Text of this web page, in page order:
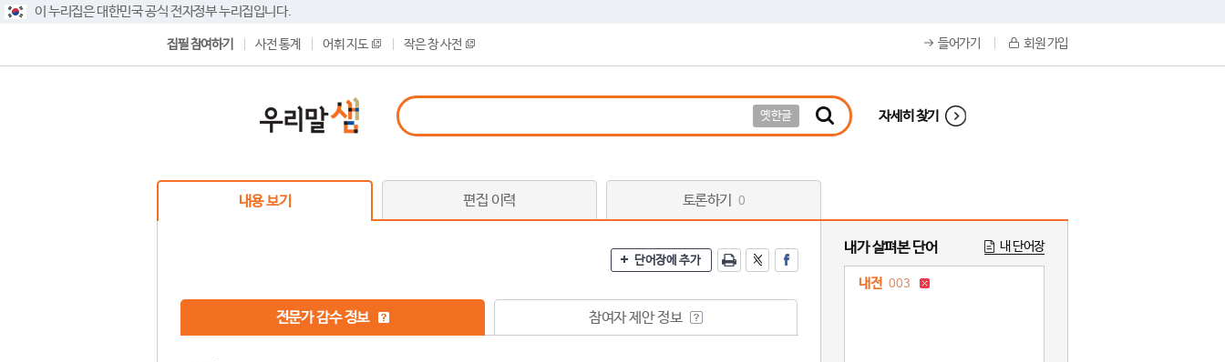
이 누리집은 대한민국 공식 전자정부 누리집입니다.
집필 참여하기 사전 통계 어휘 지도 작은 창 사전 들어가기 회원 가입
옛한글 자세히 찾기
내용 보기 편집 이력 토론하기 0
단어장에 추가
전문가 감수 정보 참여자 제안 정보
내가 살펴본 단어 내 단어장
내전 003